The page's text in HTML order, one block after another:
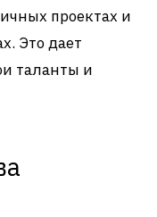
проектах и
Это дает
таланты и